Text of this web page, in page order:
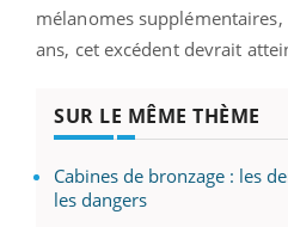
mélanomes
ans, cet excédent devrait
SUR LE MÊME THÈME
Cabines de bronzage : les
les dangers